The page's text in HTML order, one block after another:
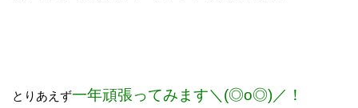
とりあえず一年頑張ってみます＼(◎o◎)／！